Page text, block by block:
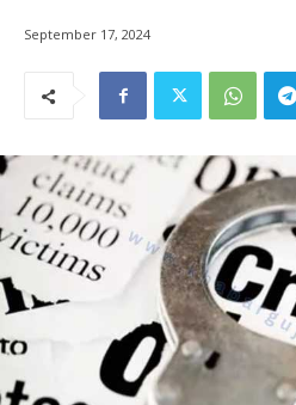
September 17, 2024